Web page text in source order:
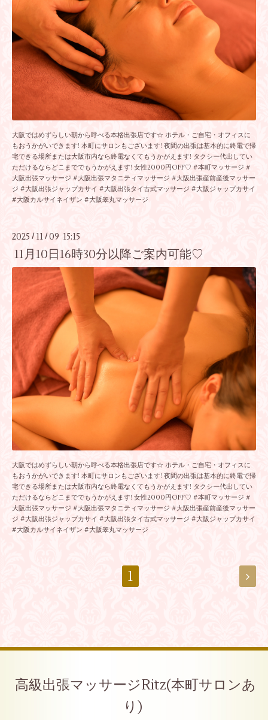
大阪ではめずらしい朝から呼べる本格出張店です☆ ホテル・ご自宅・オフィスに
もおうかがいできます! 本町にサロンもございます! 夜間の出張は基本的に終電で帰
宅できる場所または大阪市内なら終電なくてもうかがえます! タクシー代出してい
ただけるならどこまででもうかがえます! 女性2000円OFF♡ #本町マッサージ #
大阪出張マッサージ #大阪出張マタニティマッサージ #大阪出張産前産後マッサー
ジ #大阪出張ジャップカサイ #大阪出張タイ古式マッサージ #大阪ジャップカサイ
#大阪カルサイネイザン #大阪睾丸マッサージ
2025 / 11 /09 15:15
11月10日16時30分以降ご案内可能♡
大阪ではめずらしい朝から呼べる本格出張店です☆ ホテル・ご自宅・オフィスに
もおうかがいできます! 本町にサロンもございます! 夜間の出張は基本的に終電で帰
宅できる場所または大阪市内なら終電なくてもうかがえます! タクシー代出してい
ただけるならどこまででもうかがえます! 女性2000円OFF♡ #本町マッサージ #
大阪出張マッサージ #大阪出張マタニティマッサージ #大阪出張産前産後マッサー
ジ #大阪出張ジャップカサイ #大阪出張タイ古式マッサージ #大阪ジャップカサイ
#大阪カルサイネイザン #大阪睾丸マッサージ
1
高級出張マッサージRitz(本町サロンあ
り)